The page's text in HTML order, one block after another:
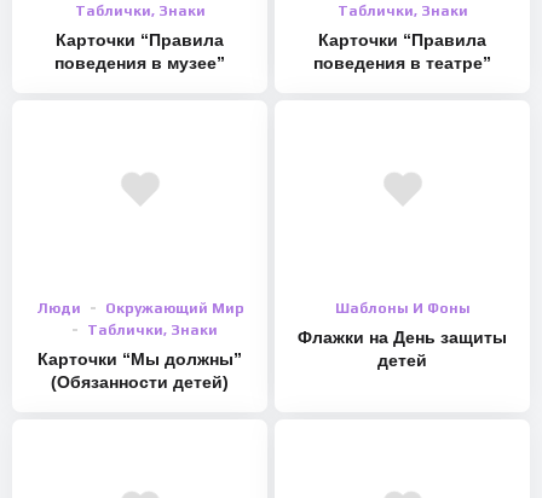
Таблички, Знаки
Карточки “Правила
поведения в музее”
Таблички, Знаки
Карточки “Правила
поведения в театре”
Люди
Окружающий Мир
Таблички, Знаки
Карточки “Мы должны”
(Обязанности детей)
Шаблоны И Фоны
Флажки на День защиты
детей